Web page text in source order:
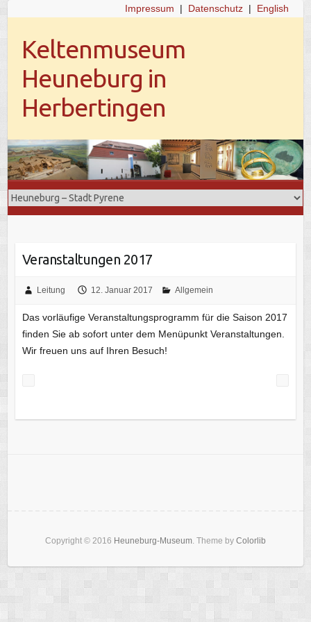
Impressum | Datenschutz| English
Keltenmuseum
Heuneburg in
Herbertingen
Veranstaltungen 2017
Leitung 12. Januar 2017 Allgemein
Das vorläufige Veranstaltungsprogramm für die Saison 2017
finden Sie ab sofort unter dem Menüpunkt Veranstaltungen.
Wir freuen uns auf Ihren Besuch!
Copyright © 2016 Heuneburg-Museum . Theme by Colorlib